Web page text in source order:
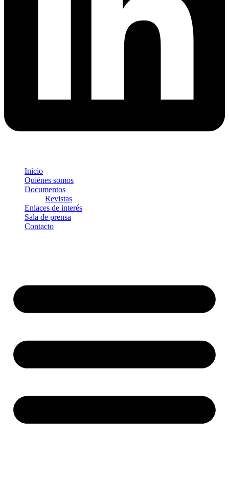
Inicio
Quiénes somos
Documentos
Revistas
Enlaces de interés
Sala de prensa
Contacto